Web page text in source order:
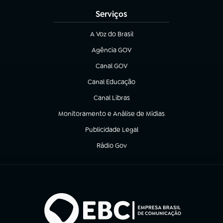
Serviços
A Voz do Brasil
(abre em nova aba)
Agência GOV
(abre em nova aba)
Canal GOV
(abre em nova aba)
Canal Educação
(abre em nova aba)
Canal Libras
(abre em nova aba)
Monitoramento e Análise de Mídias
(abre em nova aba)
Publicidade Legal
(abre em nova aba)
Rádio Gov
(abre em nova aba)